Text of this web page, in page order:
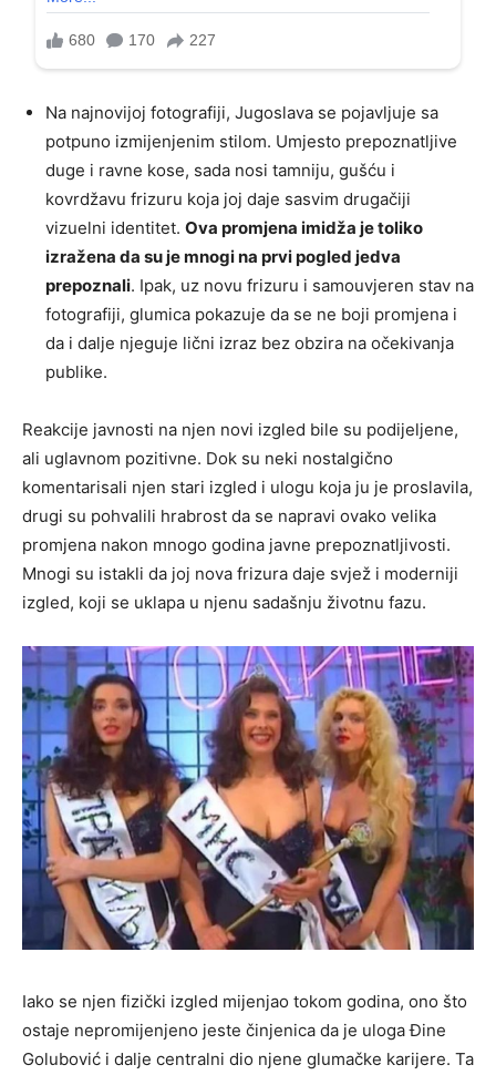
Na najnovijoj fotografiji, Jugoslava se pojavljuje sa
potpuno izmijenjenim stilom. Umjesto prepoznatljive
duge i ravne kose, sada nosi tamniju, gušću i
kovrdžavu frizuru koja joj daje sasvim drugačiji
vizuelni identitet. Ova promjena imidža je toliko
izražena da su je mnogi na prvi pogled jedva
prepoznali. Ipak, uz novu frizuru i samouvjeren stav na
fotografiji, glumica pokazuje da se ne boji promjena i
da i dalje njeguje lični izraz bez obzira na očekivanja
publike.
Reakcije javnosti na njen novi izgled bile su podijeljene,
ali uglavnom pozitivne. Dok su neki nostalgično
komentarisali njen stari izgled i ulogu koja ju je proslavila,
drugi su pohvalili hrabrost da se napravi ovako velika
promjena nakon mnogo godina javne prepoznatljivosti.
Mnogi su istakli da joj nova frizura daje svjež i moderniji
izgled, koji se uklapa u njenu sadašnju životnu fazu.
Iako se njen fizički izgled mijenjao tokom godina, ono što
ostaje nepromijenjeno jeste činjenica da je uloga Đine
Golubović i dalje centralni dio njene glumačke karijere. Ta